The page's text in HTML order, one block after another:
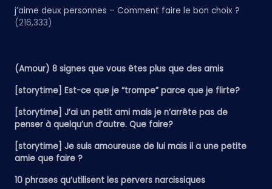
j’aime deux personnes – Comment faire le bon choix ?
(216,333)
(Amour) 8 signes que vous êtes plus que des amis
[storytime] Est-ce que je “trompe” parce que je flirte?
[storytime] J’ai un petit ami mais je n’arrête pas de
penser à quelqu’un d’autre. Que faire?
[storytime] Je suis amoureuse de lui mais il a une petite
amie que faire ?
10 phrases qu’utilisent les pervers narcissiques